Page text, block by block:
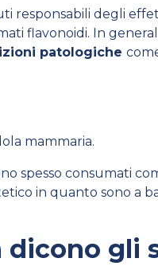
responsabili degli
flavonoidi. In
patologiche
mammaria.
spesso consumati
in quanto sono a
dicono gli